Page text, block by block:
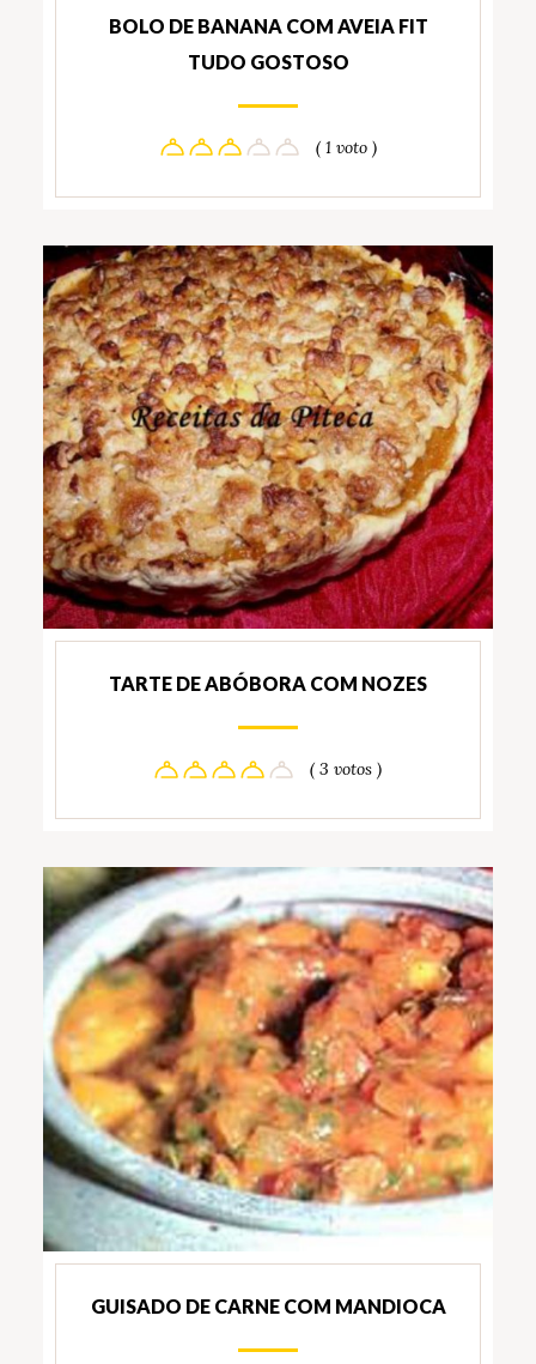
BOLO DE BANANA COM AVEIA FIT
TUDO GOSTOSO
( 1 voto )
TARTE DE ABÓBORA COM NOZES
( 3 votos )
GUISADO DE CARNE COM MANDIOCA